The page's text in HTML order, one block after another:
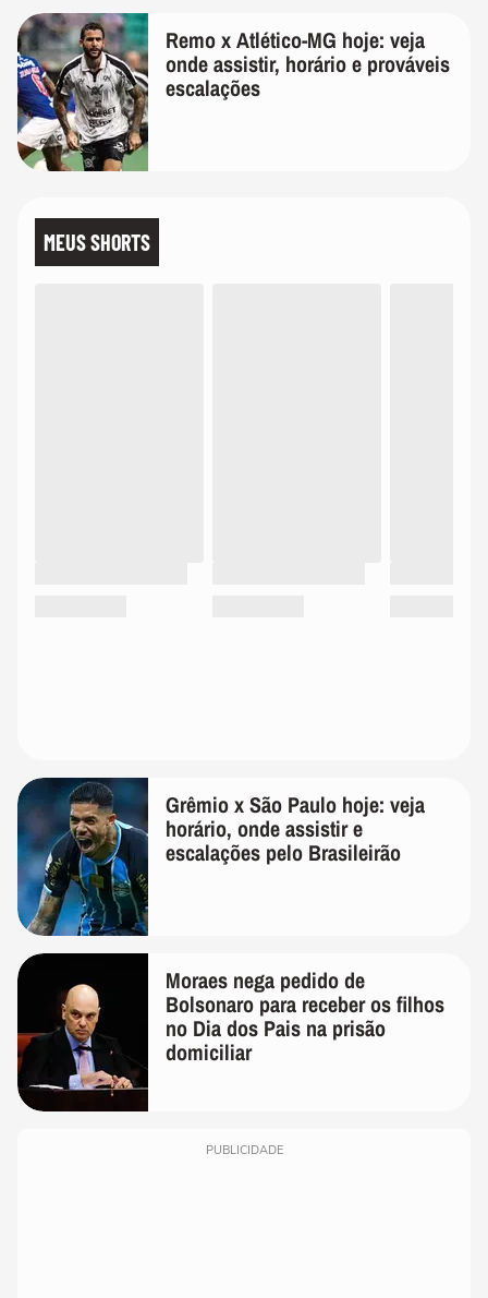
Remo x Atlético-MG hoje: veja
onde assistir, horário e prováveis
escalações
MEUS SHORTS
Grêmio x São Paulo hoje: veja
horário, onde assistir e
escalações pelo Brasileirão
Moraes nega pedido de
Bolsonaro para receber os filhos
no Dia dos Pais na prisão
domiciliar
PUBLICIDADE